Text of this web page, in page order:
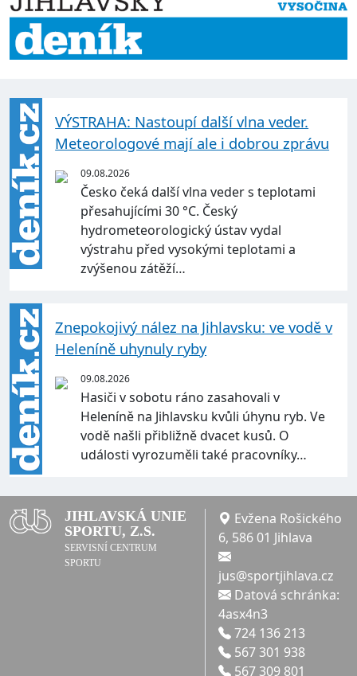
VÝSTRAHA: Nastoupí další vlna veder.
Meteorologové mají ale i dobrou zprávu
09.08.2026
Česko čeká další vlna veder s teplotami
přesahujícími 30 °C. Český
hydrometeorologický ústav vydal
výstrahu před vysokými teplotami a
zvýšenou zátěží…
Znepokojivý nález na Jihlavsku: ve vodě v
Heleníně uhynuly ryby
09.08.2026
Hasiči v sobotu ráno zasahovali v
Heleníně na Jihlavsku kvůli úhynu ryb. Ve
vodě našli přibližně dvacet kusů. O
události vyrozuměli také pracovníky…
JIHLAVSKÁ UNIE
SPORTU, Z.S.
SERVISNÍ CENTRUM
SPORTU
Evžena Rošického
6, 586 01 Jihlava
jus@sportjihlava.cz
Datová schránka:
4asx4n3
724 136 213
567 301 938
567 309 801